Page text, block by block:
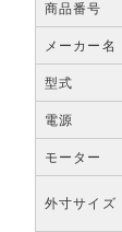
商品番号
メーカー名
型式
電源
モーター
外寸サイズ